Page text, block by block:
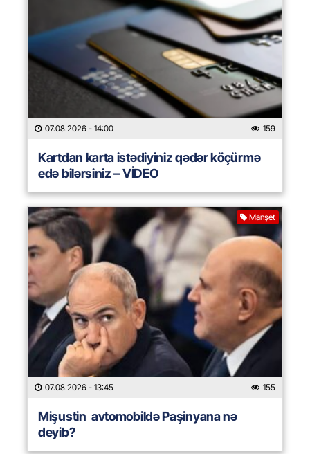
07.08.2026 - 14:00 159
Kartdan karta istədiyiniz qədər köçürmə
edə bilərsiniz – VİDEO
Manşet
07.08.2026 - 13:45 155
Mişustin avtomobildə Paşinyana nə
deyib?